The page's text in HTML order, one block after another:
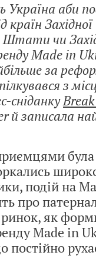
аби
Штати чи
Made in
за
з
сніданку
й записала
подій на
про
як
Made in
постійно